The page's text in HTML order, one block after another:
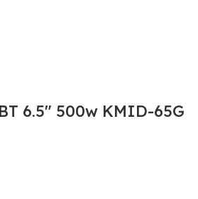
6.5″ 500w KMID-65G